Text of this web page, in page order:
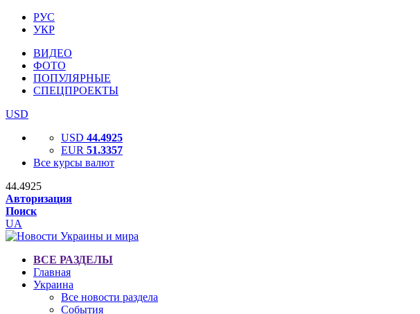
РУС
УКР
ВИДЕО
ФОТО
ПОПУЛЯРНЫЕ
СПЕЦПРОЕКТЫ
USD
USD 44.4925
EUR 51.3357
Все курсы валют
44.4925
Авторизация
Поиск
UA
ВСЕ РАЗДЕЛЫ
Главная
Украина
Все новости раздела
События